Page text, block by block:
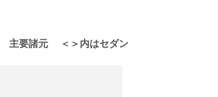
主要諸元 ＜＞内はセダン